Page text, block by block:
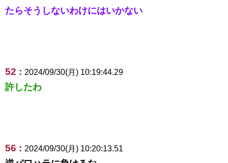
たらそうしないわけにはいかない
52 : 2024/09/30(月) 10:19:44.29
許したわ
56 : 2024/09/30(月) 10:20:13.51